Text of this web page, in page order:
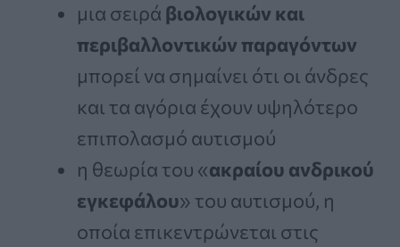
μια σειρά βιολογικών και
περιβαλλοντικών παραγόντων
μπορεί να σημαίνει ότι οι άνδρες
και τα αγόρια έχουν υψηλότερο
επιπολασμό αυτισμού
η θεωρία του «ακραίου ανδρικού
εγκεφάλου» του αυτισμού, η
οποία επικεντρώνεται στις